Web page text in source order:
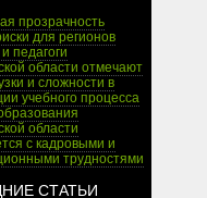
прозрачность
для регионов
педагоги
области отмечают
и сложности в
учебного процесса
области
с кадровыми и
трудностями
СТАТЬИ